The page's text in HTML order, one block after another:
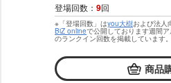
登場回数： 9回
※「登場回数」はyou大樹および法人
BiZ onlineで公開しております週間
のランクイン回数を掲載しています。
商品